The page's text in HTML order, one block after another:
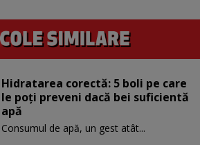
Hidratarea corectă: 5 boli pe care
le poți preveni dacă bei suficientă
apă
Consumul de apă, un gest atât...